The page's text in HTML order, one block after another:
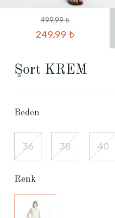
499,99 ₺
249,99 ₺
Şort KREM
Beden
36 38 40
Renk